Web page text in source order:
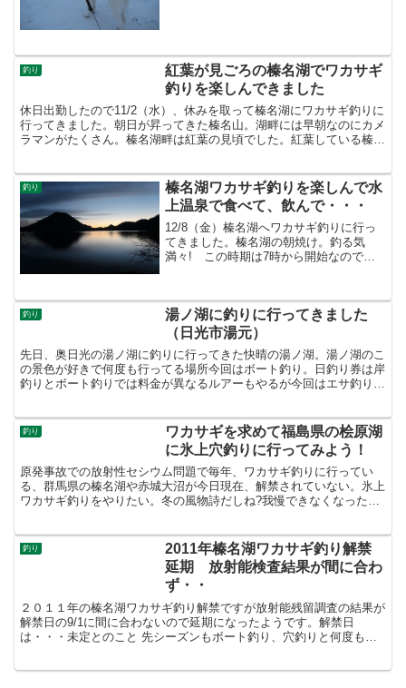
釣り
紅葉が見ごろの榛名湖でワカサギ
釣りを楽しんできました
休日出勤したので11/2（水）、休みを取って榛名湖にワカサギ釣りに
行ってきました。朝日が昇ってきた榛名山。湖畔には早朝なのにカメ
ラマンがたくさん。榛名湖畔は紅葉の見頃でした。紅葉している榛名
釣り
榛名湖ワカサギ釣りを楽しんで水
上温泉で食べて、飲んで・・・
12/8（金）榛名湖へワカサギ釣りに行っ
てきました。榛名湖の朝焼け。釣る気
満々! この時期は7時から開始なので時
ぐに落ちない状態で釣りにくい。釣果
は・・・140匹120...
釣り
湯ノ湖に釣りに行ってきました
（日光市湯元）
先日、奥日光の湯ノ湖に釣りに行ってきた快晴の湯ノ湖。湯ノ湖のこ
の景色が好きで何度も行ってる場所今回はボート釣り。日釣り券は岸
釣りとボート釣りでは料金が異なるルアーもやるが今回はエサ釣りの
釣り
ワカサギを求めて福島県の桧原湖
に氷上穴釣りに行ってみよう！
原発事故での放射性セシウム問題で毎年、ワカサギ釣りに行ってい
る、群馬県の榛名湖や赤城大沼が今日現在、解禁されていない。氷上
ワカサギ釣りをやりたい。冬の風物詩だしね?我慢できなくなったの
釣り
2011年榛名湖ワカサギ釣り解禁
延期 放射能検査結果が間に合わ
ず・・
２０１１年の榛名湖ワカサギ釣り解禁ですが放射能残留調査の結果が
解禁日の9/1に間に合わないので延期になったようです。解禁日
は・・・未定とのこと 先シーズンもボート釣り、穴釣りと何度も通